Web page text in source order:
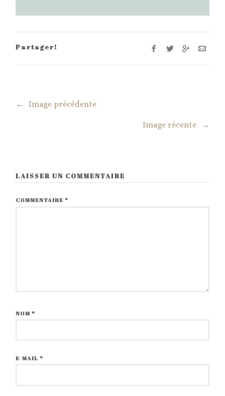
Partager!
← Image précédente
Image récente →
LAISSER UN COMMENTAIRE
COMMENTAIRE*
NOM*
E-MAIL*